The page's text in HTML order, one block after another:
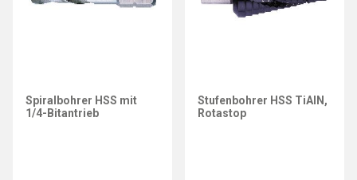
Spiralbohrer HSS mit
1/4-Bitantrieb
Stufenbohrer HSS TiAlN,
Rotastop